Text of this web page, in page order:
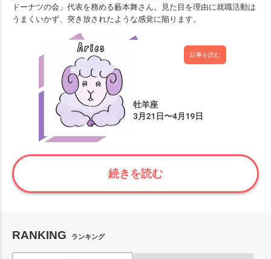
ドーナツの会」代表を務める藪本舞さん。見た目を理由に就職活動は
うまくいかず、突き放されたような感覚に陥ります。
記事を読む
続きを読む
RANKING ランキング